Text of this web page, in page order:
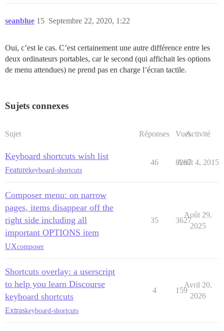
seanblue Septembre 22, 2020, 1:22
15
Oui, c’est le cas. C’est certainement une autre différence entre les
deux ordinateurs portables, car le second (qui affichait les options
de menu attendues) ne prend pas en charge l’écran tactile.
Sujets connexes
Sujet Réponses VuesActivité
Keyboard shortcuts wish list
Featurekeyboard-shortcuts
46 8287
Août 4, 2015
Composer menu: on narrow
pages, items disappear off the
right side including all
important OPTIONS item
UXcomposer
35 3627
Août 29,
2025
Shortcuts overlay: a userscript
to help you learn Discourse
keyboard shortcuts
Extraskeyboard-shortcuts
4 159
Avril 20,
2026